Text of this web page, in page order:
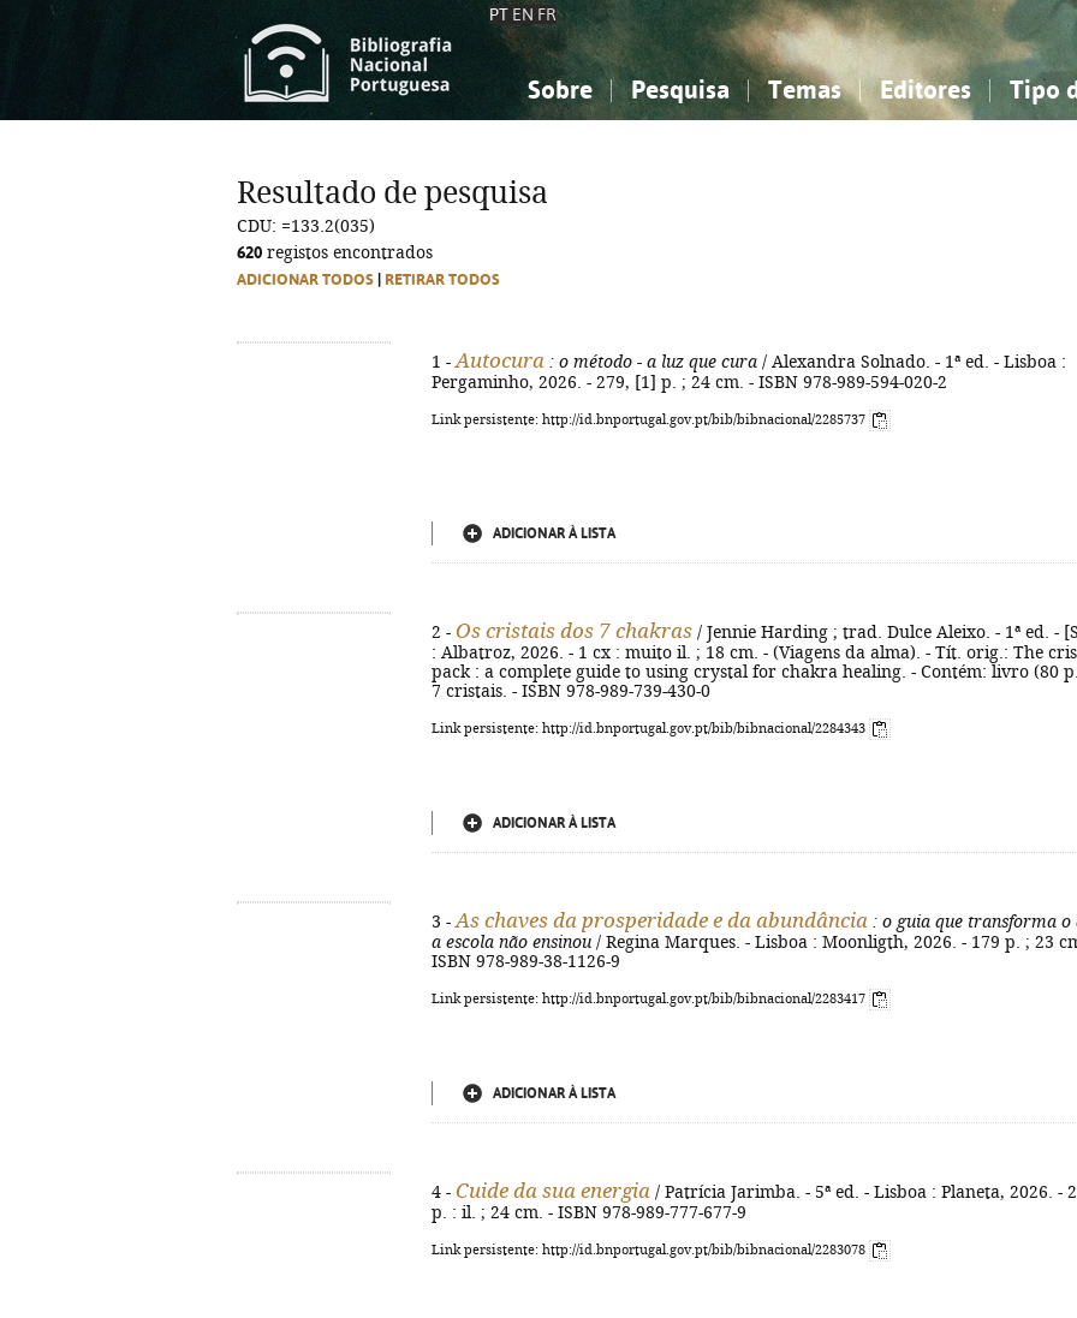
PT EN FR
Sobre Pesquisa Temas
Ciências sociais...
Editores Tipo
Ciências sociais...
Resultado de pesquisa
CDU: =133.2(035)
620 registos encontrados
ADICIONAR TODOS RETIRAR TODOS
1 - Autocura : o método - a luz que cura / Alexandra Solnado. - 1ª ed. - Lisboa :
Pergaminho, 2026. - 279, [1] p. ; 24 cm. - ISBN 978-989-594-020-2
Link persistente: http://id.bnportugal.gov.pt/bib/bibnacional/2285737
ADICIONAR À LISTA
2 - Os cristais dos 7 chakras / Jennie Harding ; trad. Dulce Aleixo. - 1ª ed. -
: Albatroz, 2026. - 1 cx : muito il. ; 18 cm. - (Viagens da alma). - Tít. orig.: The
pack : a complete guide to using crystal for chakra healing. - Contém: livro (80
7 cristais. - ISBN 978-989-739-430-0
Link persistente: http://id.bnportugal.gov.pt/bib/bibnacional/2284343
ADICIONAR À LISTA
3 - As chaves da prosperidade e da abundância : o guia que transforma o
a escola não ensinou / Regina Marques. - Lisboa : Moonligth, 2026. - 179 p. ; 23
ISBN 978-989-38-1126-9
Link persistente: http://id.bnportugal.gov.pt/bib/bibnacional/2283417
ADICIONAR À LISTA
4 - Cuide da sua energia / Patrícia Jarimba. - 5ª ed. - Lisboa : Planeta, 2026. -
p. : il. ; 24 cm. - ISBN 978-989-777-677-9
Link persistente: http://id.bnportugal.gov.pt/bib/bibnacional/2283078